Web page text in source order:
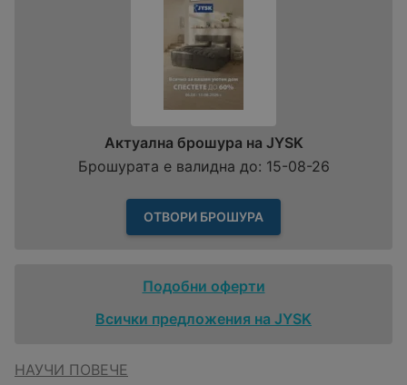
Актуална брошура на JYSK
Брошурата е валидна до: 15-08-26
ОТВОРИ БРОШУРА
Подобни оферти
Всички предложения на JYSK
НАУЧИ ПОВЕЧЕ